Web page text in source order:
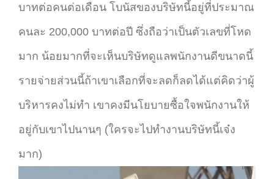
บาทต่อคนต่อเดือน โบนัสของบริษัทนี้อยู่ที่ประมาณ
คนละ 200,000 บาทต่อปี ซึ่งถือว่าเป็นตัวเลขที่โหด
มาก น้อยมากที่จะเห็นบริษัทดูแลพนักงานดีขนาดนี้
รายจ่ายส่วนนี้ถ้าเขาเลือกที่จะลดก็ลดได้แต่คิดว่าผู้
บริหารคงไม่ทำ เขาคงมีนโยบายซื้อใจพนักงานให้
อยู่กับเขาไปนานๆ (ใครจะไปทำงานบริษัทนี้เจ๋ง
มาก)